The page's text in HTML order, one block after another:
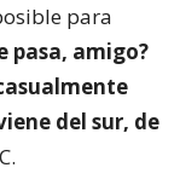
para
pasa, amigo?
del sur, de